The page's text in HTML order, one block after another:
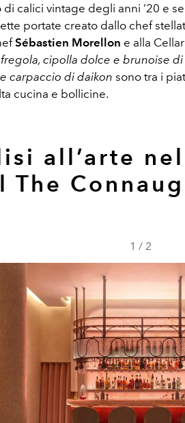
di calici vintage degli anni ’20 e
portate creato dallo chef
Sébastien Morellon e alla
cipolla dolce e brunoise di
carpaccio di daikon sono tra i
cucina e bollicine.
all’arte
The
1 / 2